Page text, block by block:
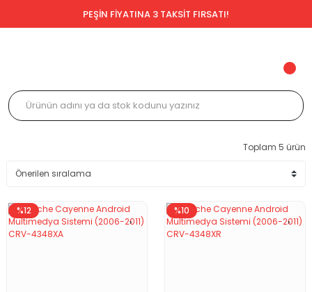
PEŞİN FİYATINA 3 TAKSİT FIRSATI!
Toplam 5 ürün
%12 %10